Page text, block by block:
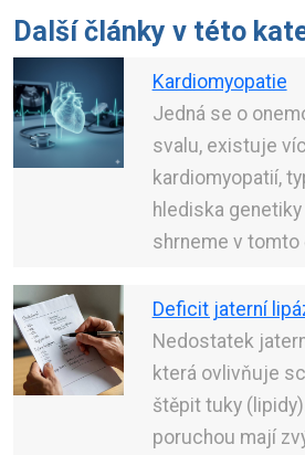
Další články v této
Kardiomyopatie
Jedná se o
svalu, existuje
kardiomyopatií,
hlediska
shrneme v tomto
Deficit jaterní
Nedostatek
která ovlivňuje
štěpit tuky
poruchou mají